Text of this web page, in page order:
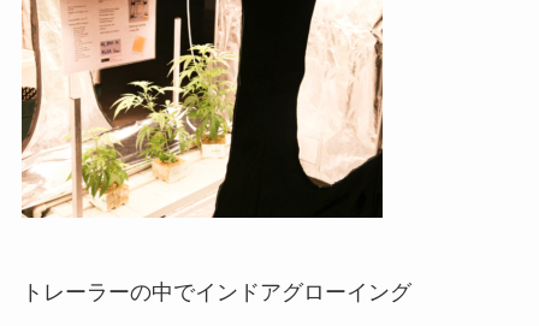
トレーラーの中でインドアグローイング